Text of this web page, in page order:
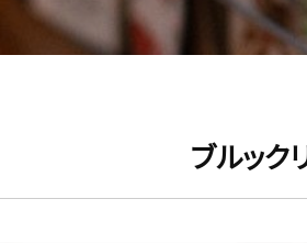
ブルック